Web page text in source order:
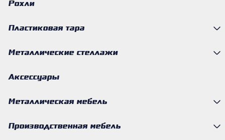
Рохли
Пластиковая тара
Металлические стеллажи
Аксессуары
Металлическая мебель
Производственная мебель